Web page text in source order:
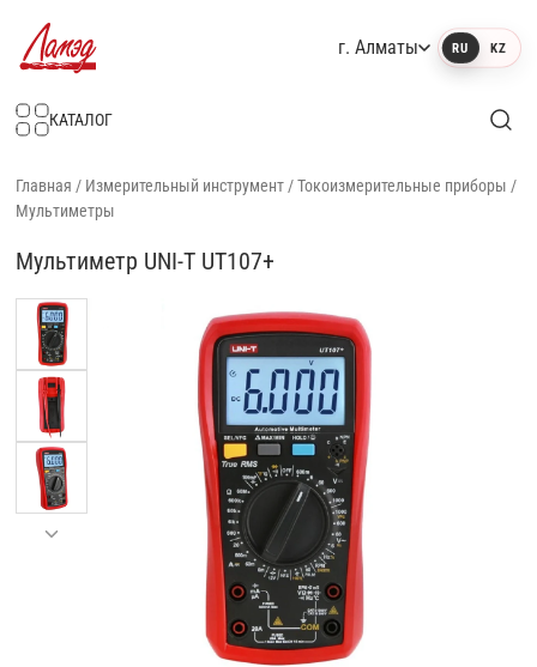
г. Алматы RU KZ
КАТАЛОГ
Главная / Измерительный инструмент /Токоизмерительные приборы /
Мультиметры
Мультиметр UNI-T UT107+